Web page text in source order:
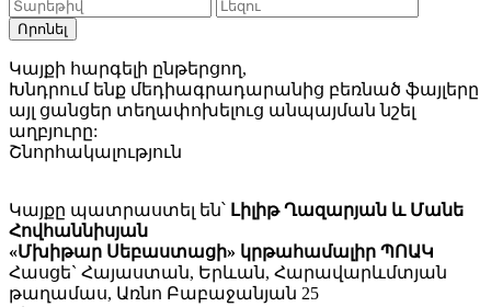
Որոնել
Կայքի հարգելի ընթերցող,
Խնդրում ենք մեդիագրադարանից բեռնած ֆայլերը
այլ ցանցեր տեղափոխելուց անպայման նշել
աղբյուրը:
Շնորհակալություն
Կայքը պատրաստել են՝ Լիլիթ Ղազարյան և Մանե
Հովհաննիսյան
«Մխիթար Սեբաստացի» կրթահամալիր ՊՈԱԿ
Հասցե` Հայաստան, Երևան, Հարավարևմտյան
թաղամաս, Առնո Բաբաջանյան 25